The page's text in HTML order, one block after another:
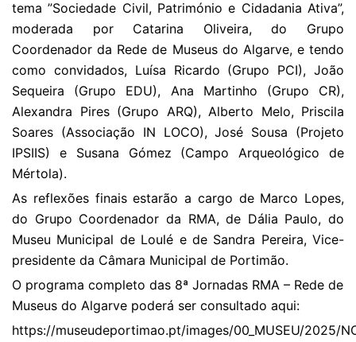
tema ”Sociedade Civil, Património e Cidadania Ativa”,
moderada por Catarina Oliveira, do Grupo
Coordenador da Rede de Museus do Algarve, e tendo
como convidados, Luísa Ricardo (Grupo PCI), João
Sequeira (Grupo EDU), Ana Martinho (Grupo CR),
Alexandra Pires (Grupo ARQ), Alberto Melo, Priscila
Soares (Associação IN LOCO), José Sousa (Projeto
IPSIIS) e Susana Gómez (Campo Arqueológico de
Mértola).
As reflexões finais estarão a cargo de Marco Lopes,
do Grupo Coordenador da RMA, de Dália Paulo, do
Museu Municipal de Loulé e de Sandra Pereira, Vice-
presidente da Câmara Municipal de Portimão.
O programa completo das 8ª Jornadas RMA – Rede de
Museus do Algarve poderá ser consultado aqui:
https://museudeportimao.pt/images/00_MUSEU/2025/